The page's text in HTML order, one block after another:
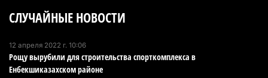
Казахстан стал лидером Центральной Азии в
5 августа 2026 г. 13:55
Казахстан может начать выпуск экологичного
СЛУЧАЙНЫЕ НОВОСТИ
12 апреля 2022 г. 10:06
Рощу вырубили для строительства спорткомплекса в
Енбекшиказахском районе